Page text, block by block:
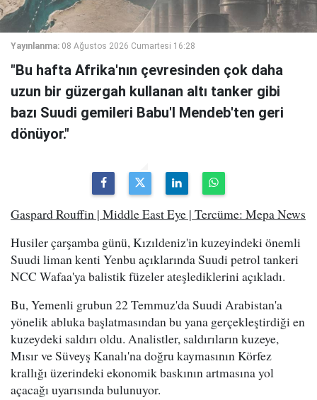
Yayınlanma: 08 Ağustos 2026 Cumartesi 16:28
"Bu hafta Afrika'nın çevresinden çok daha
uzun bir güzergah kullanan altı tanker gibi
bazı Suudi gemileri Babu'l Mendeb'ten geri
dönüyor."
Gaspard Rouffin | Middle East Eye | Tercüme: Mepa News
Husiler çarşamba günü, Kızıldeniz'in kuzeyindeki önemli
Suudi liman kenti Yenbu açıklarında Suudi petrol tankeri
NCC Wafaa'ya balistik füzeler ateşlediklerini açıkladı.
Bu, Yemenli grubun 22 Temmuz'da Suudi Arabistan'a
yönelik abluka başlatmasından bu yana gerçekleştirdiği en
kuzeydeki saldırı oldu. Analistler, saldırıların kuzeye,
Mısır ve Süveyş Kanalı'na doğru kaymasının Körfez
krallığı üzerindeki ekonomik baskının artmasına yol
açacağı uyarısında bulunuyor.